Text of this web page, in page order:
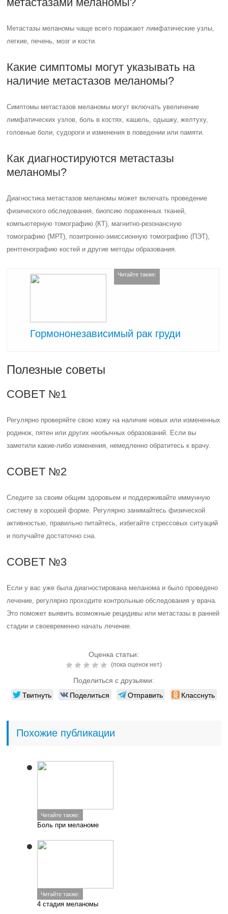
Метастазы меланомы чаще всего поражают лимфатические узлы,
легкие, печень, мозг и кости.
Какие симптомы могут указывать на
наличие метастазов меланомы?
Симптомы метастазов меланомы могут включать увеличение
лимфатических узлов, боль в костях, кашель, одышку, желтуху,
головные боли, судороги и изменения в поведении или памяти.
Как диагностируются метастазы
меланомы?
Диагностика метастазов меланомы может включать проведение
физического обследования, биопсию пораженных тканей,
компьютерную томографию (КТ), магнитно-резонансную
томографию (МРТ), позитронно-эмиссионную томографию (ПЭТ),
рентгенографию костей и другие методы образования.
Читайте также:
Гормононезависимый рак груди
Полезные советы
СОВЕТ №1
Регулярно проверяйте свою кожу на наличие новых или измененных
родинок, пятен или других необычных образований. Если вы
заметили какие-либо изменения, немедленно обратитесь к врачу.
СОВЕТ №2
Следите за своим общим здоровьем и поддерживайте иммунную
систему в хорошей форме. Регулярно занимайтесь физической
активностью, правильно питайтесь, избегайте стрессовых ситуаций
и получайте достаточно сна.
СОВЕТ №3
Если у вас уже была диагностирована меланома и было проведено
лечение, регулярно проходите контрольные обследования у врача.
Это поможет выявить возможные рецидивы или метастазы в ранней
стадии и своевременно начать лечение.
Оценка статьи:
(пока оценок нет)
Поделиться с друзьями:
Твитнуть Поделиться Отправить Класснуть
Похожие публикации
Читайте также:
Боль при меланоме
Читайте также:
4 стадия меланомы